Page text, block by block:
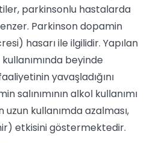
parkinsonlu hastalarda
Parkinson dopamin
hasarı ile ilgilidir. Yapılan
beyinde
yavaşladığını
salınımının alkol kullanımı
kullanımda azalması,
etkisini göstermektedir.